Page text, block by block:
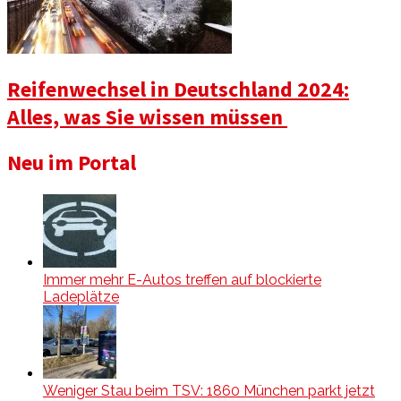
Reifenwechsel in Deutschland 2024:
Alles, was Sie wissen müssen
Neu im Portal
Immer mehr E-Autos treffen auf blockierte
Ladeplätze
Weniger Stau beim TSV: 1860 München parkt jetzt